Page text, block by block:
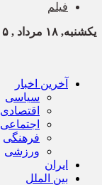
فیلم
یکشنبه, ۱۸ مرداد , ۱۴۰۵
آخرین اخبار
سیاسی
اقتصادی
اجتماعی
فرهنگی
ورزشی
ایران
بین الملل